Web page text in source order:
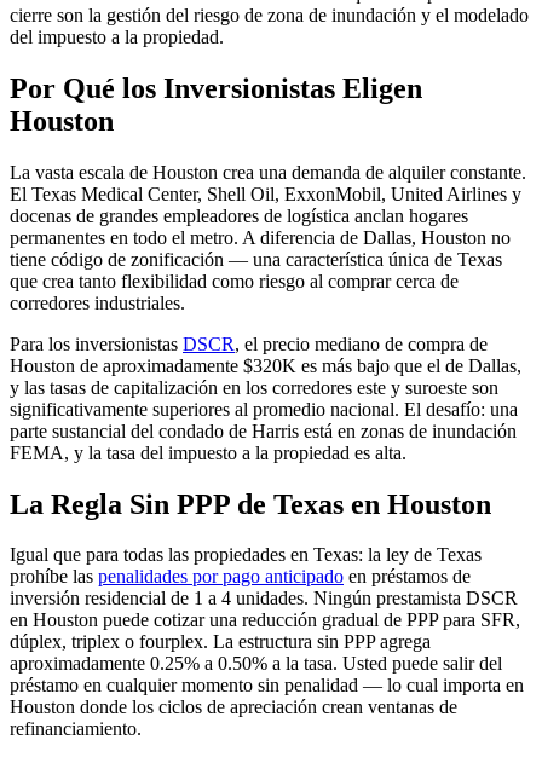
cierre son la gestión del riesgo de zona de inundación y el modelado
del impuesto a la propiedad.
Por Qué los Inversionistas Eligen
Houston
La vasta escala de Houston crea una demanda de alquiler constante.
El Texas Medical Center, Shell Oil, ExxonMobil, United Airlines y
docenas de grandes empleadores de logística anclan hogares
permanentes en todo el metro. A diferencia de Dallas, Houston no
tiene código de zonificación — una característica única de Texas
que crea tanto flexibilidad como riesgo al comprar cerca de
corredores industriales.
Para los inversionistas DSCR, el precio mediano de compra de
Houston de aproximadamente $320K es más bajo que el de Dallas,
y las tasas de capitalización en los corredores este y suroeste son
significativamente superiores al promedio nacional. El desafío: una
parte sustancial del condado de Harris está en zonas de inundación
FEMA, y la tasa del impuesto a la propiedad es alta.
La Regla Sin PPP de Texas en Houston
Igual que para todas las propiedades en Texas: la ley de Texas
prohíbe las penalidades por pago anticipado en préstamos de
inversión residencial de 1 a 4 unidades. Ningún prestamista DSCR
en Houston puede cotizar una reducción gradual de PPP para SFR,
dúplex, triplex o fourplex. La estructura sin PPP agrega
aproximadamente 0.25% a 0.50% a la tasa. Usted puede salir del
préstamo en cualquier momento sin penalidad — lo cual importa en
Houston donde los ciclos de apreciación crean ventanas de
refinanciamiento.